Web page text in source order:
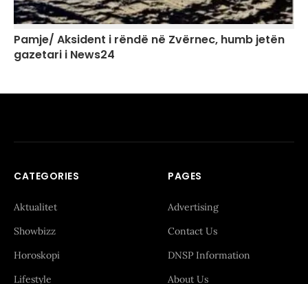
Pamje/ Aksident i rëndë në Zvërnec, humb jetën
gazetari i News24
CATEGORIES
Aktualitet
Showbizz
Horoskopi
Lifestyle
PAGES
Advertising
Contact Us
DNSP Information
About Us